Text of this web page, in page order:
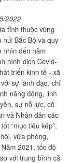
2022
tỉnh thuộc vùng
núi Bắc Bộ và quy
nhìn đến năm
hình dịch Covid-
triển kinh tế - xã
sự lãnh đạo, chỉ
năng động, linh
sự nỗ lực, cố
và Nhân dân các
“mục tiêu kép”,
vừa phòng,
2021, tốc độ
với trung bình cả